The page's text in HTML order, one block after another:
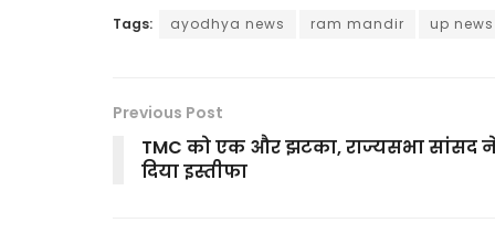
Tags: ayodhya news ram mandir up news
Previous Post
TMC को एक और झटका, राज्यसभा सांसद
दिया इस्तीफा